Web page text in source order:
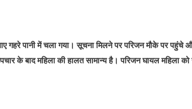
गहरे पानी में चला गया। सूचना मिलने पर परिजन मौके पर पहुंचे
के बाद महिला की हालत सामान्य है। परिजन घायल महिला